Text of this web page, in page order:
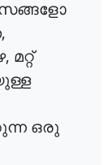
,
, മറ്റ്
ഒരു